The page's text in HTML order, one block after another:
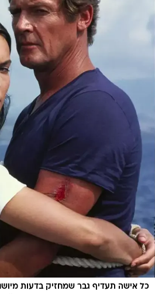
כל אישה תעדיף גבר שמחזיק בדעות